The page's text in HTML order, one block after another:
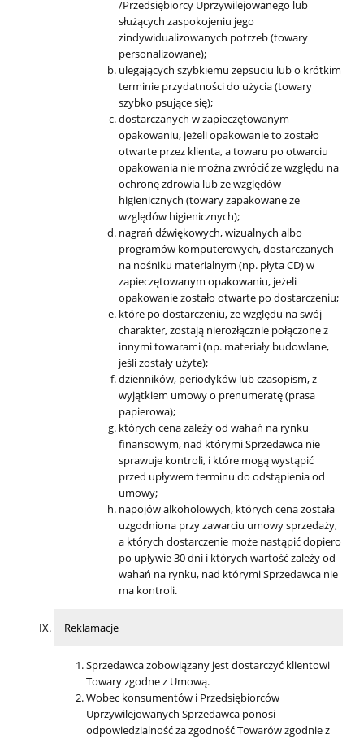
/Przedsiębiorcy Uprzywilejowanego lub
służących zaspokojeniu jego
zindywidualizowanych potrzeb (towary
personalizowane);
ulegających szybkiemu zepsuciu lub o krótkim
terminie przydatności do użycia (towary
szybko psujące się);
dostarczanych w zapieczętowanym
opakowaniu, jeżeli opakowanie to zostało
otwarte przez klienta, a towaru po otwarciu
opakowania nie można zwrócić ze względu na
ochronę zdrowia lub ze względów
higienicznych (towary zapakowane ze
względów higienicznych);
nagrań dźwiękowych, wizualnych albo
programów komputerowych, dostarczanych
na nośniku materialnym (np. płyta CD) w
zapieczętowanym opakowaniu, jeżeli
opakowanie zostało otwarte po dostarczeniu;
które po dostarczeniu, ze względu na swój
charakter, zostają nierozłącznie połączone z
innymi towarami (np. materiały budowlane,
jeśli zostały użyte);
dzienników, periodyków lub czasopism, z
wyjątkiem umowy o prenumeratę (prasa
papierowa);
których cena zależy od wahań na rynku
finansowym, nad którymi Sprzedawca nie
sprawuje kontroli, i które mogą wystąpić
przed upływem terminu do odstąpienia od
umowy;
napojów alkoholowych, których cena została
uzgodniona przy zawarciu umowy sprzedaży,
a których dostarczenie może nastąpić dopiero
po upływie 30 dni i których wartość zależy od
wahań na rynku, nad którymi Sprzedawca nie
ma kontroli.
Reklamacje
Sprzedawca zobowiązany jest dostarczyć klientowi
Towary zgodne z Umową.
Wobec konsumentów i Przedsiębiorców
Uprzywilejowanych Sprzedawca ponosi
odpowiedzialność za zgodność Towarów zgodnie z